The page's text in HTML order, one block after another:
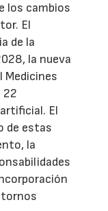
los cambios
El
de la
la nueva
Medicines
22
El
de estas
la